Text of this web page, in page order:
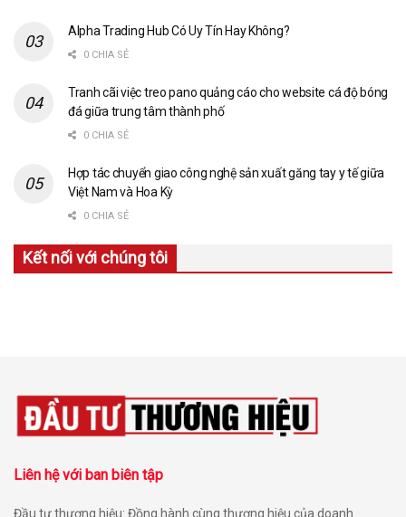
Alpha Trading Hub Có Uy Tín Hay Không?
0 CHIA SẺ
Tranh cãi việc treo pano quảng cáo cho website cá độ bóng
đá giữa trung tâm thành phố
0 CHIA SẺ
Hợp tác chuyển giao công nghệ sản xuất găng tay y tế giữa
Việt Nam và Hoa Kỳ
0 CHIA SẺ
Kết nối với chúng tôi
Liên hệ với ban biên tập
Đầu tư thương hiệu: Đồng hành cùng thương hiệu của doanh